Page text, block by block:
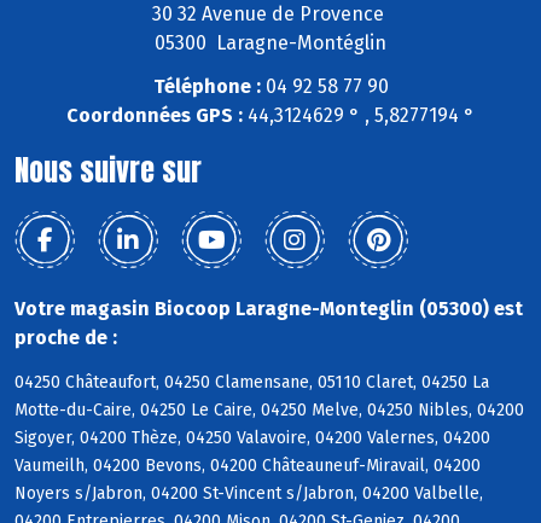
30 32 Avenue de Provence
05300 Laragne-Montéglin
Téléphone :04 92 58 77 90
Coordonnées GPS : 44,3124629 ° , 5,8277194 °
Nous suivre sur
Votre magasin Biocoop Laragne-Monteglin (05300) est
proche de :
04250 Châteaufort, 04250 Clamensane, 05110 Claret, 04250 La
Motte-du-Caire, 04250 Le Caire, 04250 Melve, 04250 Nibles, 04200
Sigoyer, 04200 Thèze, 04250 Valavoire, 04200 Valernes, 04200
Vaumeilh, 04200 Bevons, 04200 Châteauneuf-Miravail, 04200
Noyers s/Jabron, 04200 St-Vincent s/Jabron, 04200 Valbelle,